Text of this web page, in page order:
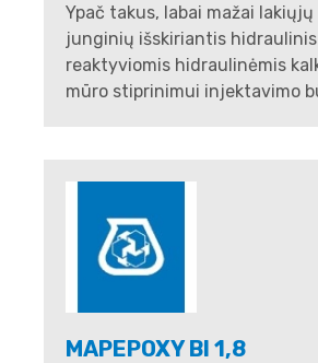
Ypač takus, labai mažai
junginių išskiriantis
reaktyviomis hidraulinėmis
mūro stiprinimui injektavimo
MAPEPOXY BI 1,8